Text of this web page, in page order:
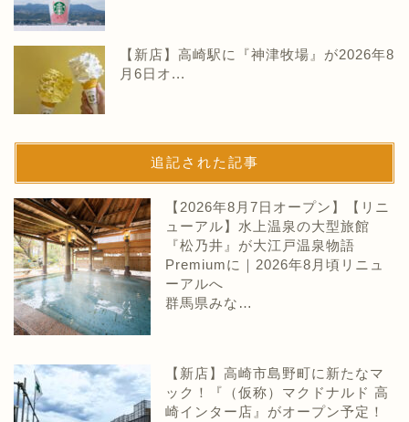
【新店】高崎駅に『神津牧場』が2026年8
月6日オ...
追記された記事
【2026年8月7日オープン】【リニ
ューアル】水上温泉の大型旅館
『松乃井』が大江戸温泉物語
Premiumに｜2026年8月頃リニュ
ーアルへ
群馬県みな…
【新店】高崎市島野町に新たなマ
ック！『（仮称）マクドナルド 高
崎インター店』がオープン予定！